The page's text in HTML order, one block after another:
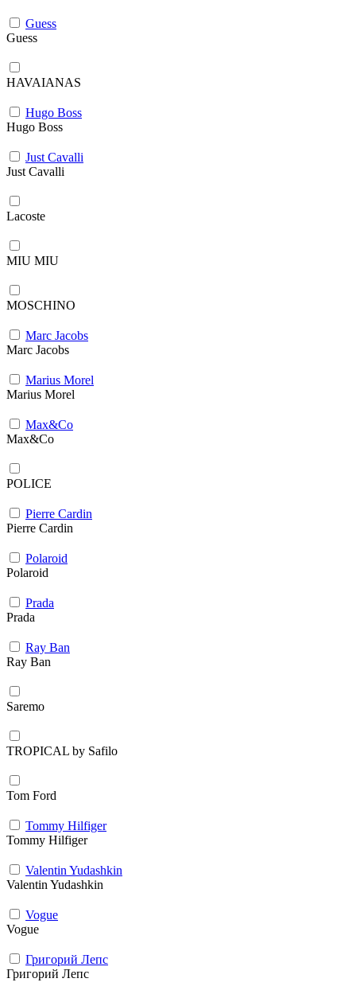
Guess
Guess
HAVAIANAS
Hugo Boss
Hugo Boss
Just Cavalli
Just Cavalli
Lacoste
MIU MIU
MOSCHINO
Marc Jacobs
Marc Jacobs
Marius Morel
Marius Morel
Max&Co
Max&Co
POLICE
Pierre Cardin
Pierre Cardin
Polaroid
Polaroid
Prada
Prada
Ray Ban
Ray Ban
Saremo
TROPICAL by Safilo
Tom Ford
Tommy Hilfiger
Tommy Hilfiger
Valentin Yudashkin
Valentin Yudashkin
Vogue
Vogue
Григорий Лепс
Григорий Лепс